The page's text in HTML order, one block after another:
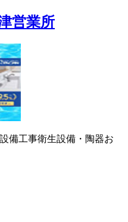
営業所
備工事衛生設備・陶器お